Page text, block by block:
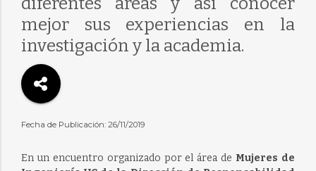
mejor sus experiencias en la
investigación y la academia.
Fecha de Publicación: 26/11/2019
En un encuentro organizado por el área de Mujeres de